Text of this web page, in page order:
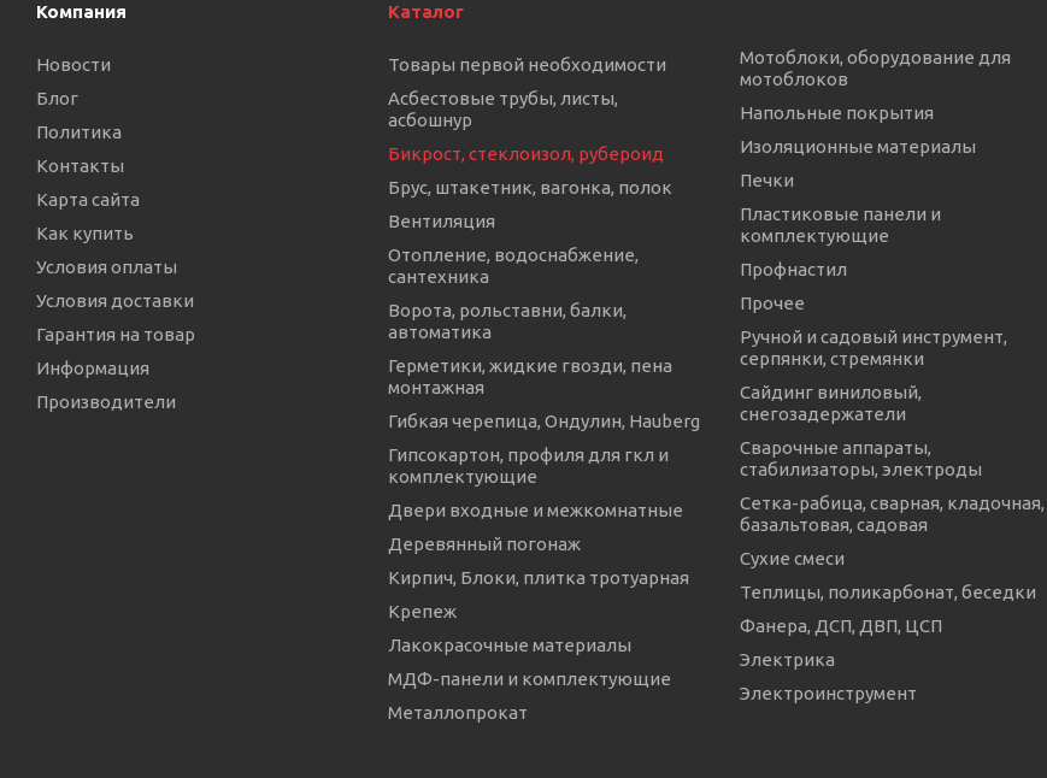
Компания
Новости
Блог
Политика
Контакты
Карта сайта
Как купить
Условия оплаты
Условия доставки
Гарантия на товар
Информация
Производители
Каталог
Товары первой необходимости
Асбестовые трубы, листы,
асбошнур
Бикрост, стеклоизол, рубероид
Брус, штакетник, вагонка, полок
Вентиляция
Отопление, водоснабжение,
сантехника
Ворота, рольставни, балки,
автоматика
Герметики, жидкие гвозди, пена
монтажная
Гибкая черепица, Ондулин, Hauberg
Гипсокартон, профиля для гкл и
комплектующие
Двери входные и межкомнатные
Деревянный погонаж
Кирпич, Блоки, плитка тротуарная
Крепеж
Лакокрасочные материалы
МДФ-панели и комплектующие
Металлопрокат
Мотоблоки, оборудование для
мотоблоков
Напольные покрытия
Изоляционные материалы
Печки
Пластиковые панели и
комплектующие
Профнастил
Прочее
Ручной и садовый инструмент,
серпянки, стремянки
Сайдинг виниловый,
снегозадержатели
Сварочные аппараты,
стабилизаторы, электроды
Сетка-рабица, сварная, кладочная,
базальтовая, садовая
Сухие смеси
Теплицы, поликарбонат, беседки
Фанера, ДСП, ДВП, ЦСП
Электрика
Электроинструмент